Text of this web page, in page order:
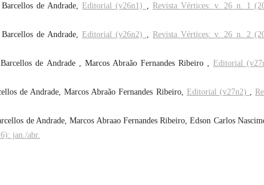
de Andrade, Editorial (v26n1)
Revista Vértices: v. 26 n. 1
de Andrade, Editorial (v26n2)
Revista Vértices: v. 26 n. 2
de Andrade , Marcos Abraão Fernandes Ribeiro , Editorial
de Andrade, Marcos Abraão Fernandes Ribeiro, Editorial (v27n2)
de Andrade, Marcos Abraao Fernandes Ribeiro, Edson Carlos
jan./abr.